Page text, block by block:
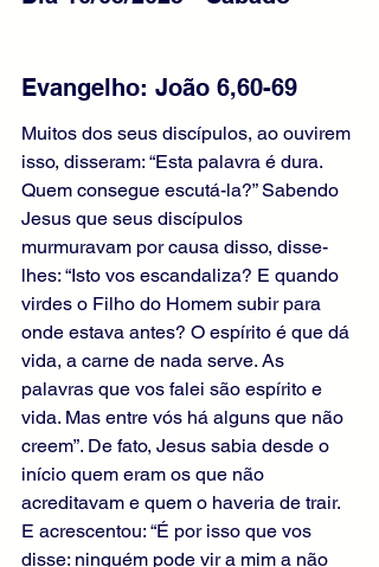
Evangelho: João 6,60-69
Muitos dos seus discípulos, ao ouvirem
isso, disseram: “Esta palavra é dura.
Quem consegue escutá-la?” Sabendo
Jesus que seus discípulos
murmuravam por causa disso, disse-
lhes: “Isto vos escandaliza? E quando
virdes o Filho do Homem subir para
onde estava antes? O espírito é que dá
vida, a carne de nada serve. As
palavras que vos falei são espírito e
vida. Mas entre vós há alguns que não
creem”. De fato, Jesus sabia desde o
início quem eram os que não
acreditavam e quem o haveria de trair.
E acrescentou: “É por isso que vos
disse: ninguém pode vir a mim a não